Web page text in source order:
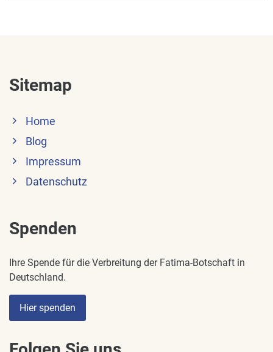
Sitemap
Home
Blog
Impressum
Datenschutz
Spenden
Ihre Spende für die Verbreitung der Fatima-Botschaft in
Deutschland.
Hier spenden